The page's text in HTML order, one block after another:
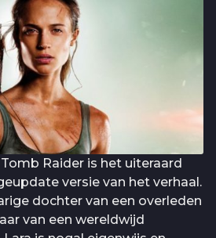
Raider is het uiteraard
versie van het verhaal.
dochter van een overleden
van een wereldwijd